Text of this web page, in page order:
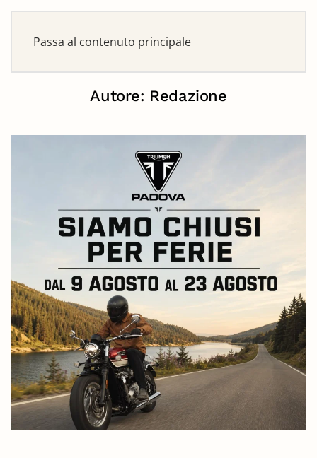
Passa al contenuto principale
Autore: Redazione